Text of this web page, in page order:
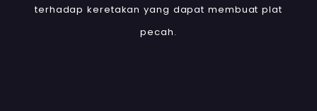
terhadap keretakan yang dapat membuat plat
pecah.